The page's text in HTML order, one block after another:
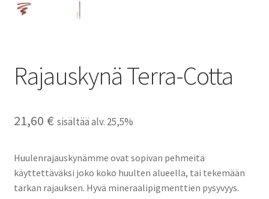
Yhteystiedot
Kassa
Ostoskori
Rajauskynä Terra-Cotta
21,60 € sisältää alv. 25,5%
Huulenrajauskynämme ovat sopivan pehmeitä
käyttettäväksi joko koko huulten alueella, tai tekemään
tarkan rajauksen. Hyvä mineraalipigmenttien pysyvyys.